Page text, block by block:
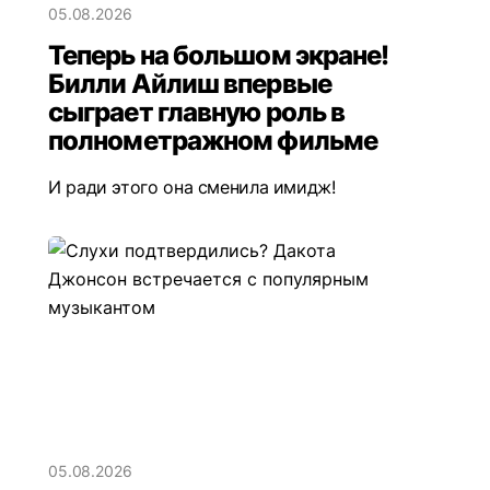
05.08.2026
Теперь на большом экране!
Билли Айлиш впервые
сыграет главную роль в
полнометражном фильме
И ради этого она сменила имидж!
05.08.2026